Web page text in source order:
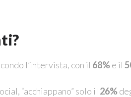
l’intervista, con il 68%e il
“acchiappano” solo il 26%